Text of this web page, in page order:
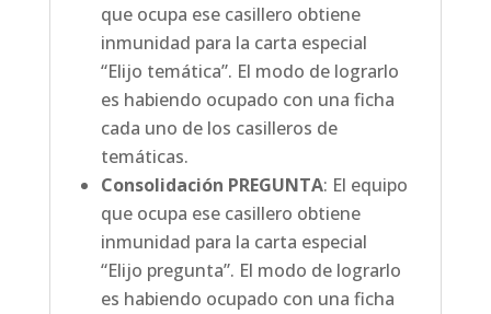
que ocupa ese casillero obtiene
inmunidad para la carta especial
“Elijo temática”. El modo de lograrlo
es habiendo ocupado con una ficha
cada uno de los casilleros de
temáticas.
Consolidación PREGUNTA: El equipo
que ocupa ese casillero obtiene
inmunidad para la carta especial
“Elijo pregunta”. El modo de lograrlo
es habiendo ocupado con una ficha